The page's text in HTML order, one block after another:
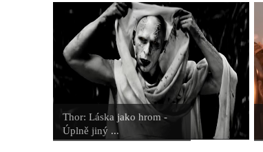
Thor: Láska jako hrom -
Úplně jiný ...